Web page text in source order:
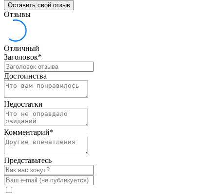
Оставить свой отзыв
Отзывы
Отличный
Заголовок*
Достоинства
Недостатки
Комментарий*
Представьтесь